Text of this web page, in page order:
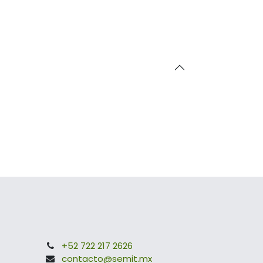
+52 722 217 2626
contacto@semit.mx